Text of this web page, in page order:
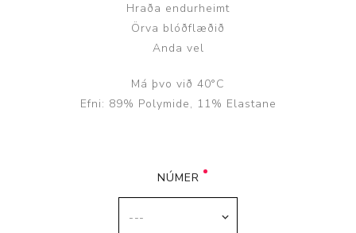
Hraða endurheimt
Örva blóðflæðið
Anda vel
Má þvo við 40°C
Efni: 89% Polymide, 11% Elastane
NÚMER